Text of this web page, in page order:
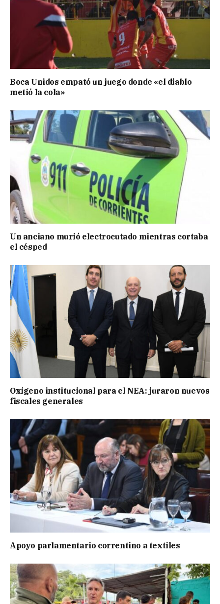
Boca Unidos empató un juego donde «el diablo
metió la cola»
Un anciano murió electrocutado mientras cortaba
el césped
Oxígeno institucional para el NEA: juraron nuevos
fiscales generales
Apoyo parlamentario correntino a textiles